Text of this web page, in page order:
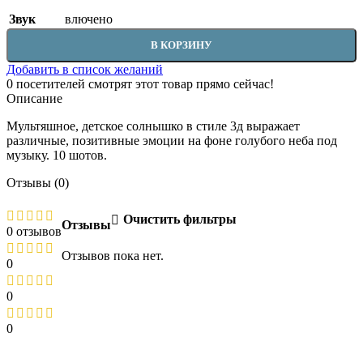
Звук влючено
В КОРЗИНУ
Добавить в список желаний
0 посетителей смотрят этот товар прямо сейчас!
Описание
Мультяшное, детское солнышко в стиле 3д выражает
различные, позитивные эмоции на фоне голубого неба под
музыку. 10 шотов.
Отзывы (0)
0 отзывов
0
0
0
Отзывы Очистить фильтры
Отзывов пока нет.